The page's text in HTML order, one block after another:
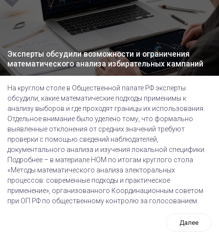
Эксперты обсудили возможности и ограничения
математического анализа избирательных кампаний
На круглом столе в Общественной палате РФ эксперты
обсудили, какие математические подходы применимы к
анализу выборов и где проходят границы их использования.
Отдельное внимание было уделено тому, что формально
выявленные отклонения от средних значений требуют
проверки с помощью сведений наблюдателей,
документального анализа и изучения локальной специфики.
Подробнее – в материале НОМ по итогам круглого стола
«Методы математического анализа электоральных
процессов: современные подходы и практическое
применение», организованного Координационным советом
при ОП РФ по общественному контролю за голосованием.
Далее